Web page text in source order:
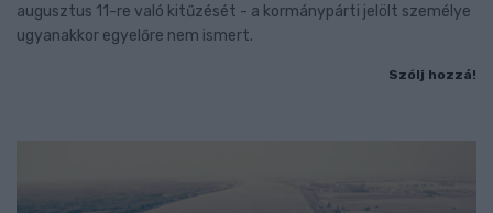
augusztus 11-re való kitűzését - a kormánypárti jelölt személye
ugyanakkor egyelőre nem ismert.
Szólj hozzá!